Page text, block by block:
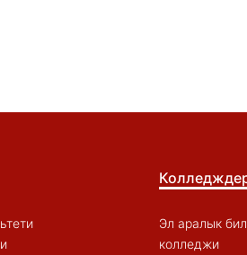
Эл аралык
колледжи